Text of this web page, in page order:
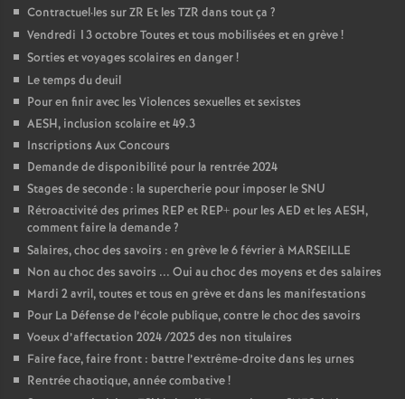
Contractuel·les sur ZR Et les TZR dans tout ça ?
Vendredi 13 octobre Toutes et tous mobilisées et en grève!
Sorties et voyages scolaires en danger!
Le temps du deuil
Pour en finir avec les Violences sexuelles et sexistes
AESH, inclusion scolaire et 49.3
Inscriptions Aux Concours
Demande de disponibilité pour la rentrée 2024
Stages de seconde : la supercherie pour imposer le SNU
Rétroactivité des primes REP et REP+ pour les AED et les AESH,
comment faire la demande?
Salaires, choc des savoirs : en grève le 6 février à MARSEILLE
Non au choc des savoirs ... Oui au choc des moyens et des salaires
Mardi 2 avril, toutes et tous en grève et dans les manifestations
Pour La Défense de l’école publique, contre le choc des savoirs
Voeux d’affectation 2024 /2025 des non titulaires
Faire face, faire front : battre l’extrême-droite dans les urnes
Rentrée chaotique, année combative!